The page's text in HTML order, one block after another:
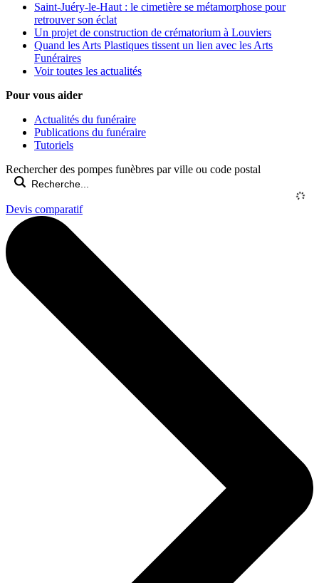
Saint-Juéry-le-Haut : le cimetière se métamorphose pour
retrouver son éclat
Un projet de construction de crématorium à Louviers
Quand les Arts Plastiques tissent un lien avec les Arts
Funéraires
Voir toutes les actualités
Pour vous aider
Actualités du funéraire
Publications du funéraire
Tutoriels
Rechercher des pompes funèbres par ville ou code postal
Devis comparatif